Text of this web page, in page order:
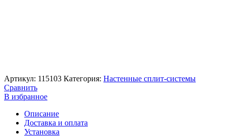
Артикул: 115103 Категория: Настенные сплит-системы
Сравнить
В избранное
Описание
Доставка и оплата
Установка